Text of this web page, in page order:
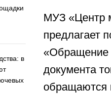
в
МУЗ «Центр
предлагает
«Обращение
документа
обращаются